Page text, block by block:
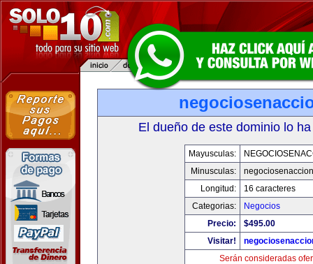
El dueño de este dominio lo
Mayusculas:
Minusculas:
Longitud:
16 caracteres
Categorias:
Negocios
Precio:
$495.00
Visitar!
Serán consideradas